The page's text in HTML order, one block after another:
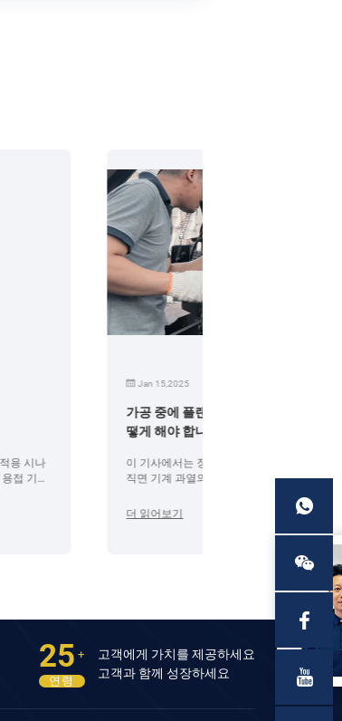
랜지 페이싱 기계가 과열되면 어
장비의 수명을 연장하기 위해 플랜지
의 원인, 효과, 예방 조치 및 솔루션을
우주 응용 분야
더 읽어보기
25 +
연령
고객에게 가치를 제공하세요
고객과 함께 성장하세요